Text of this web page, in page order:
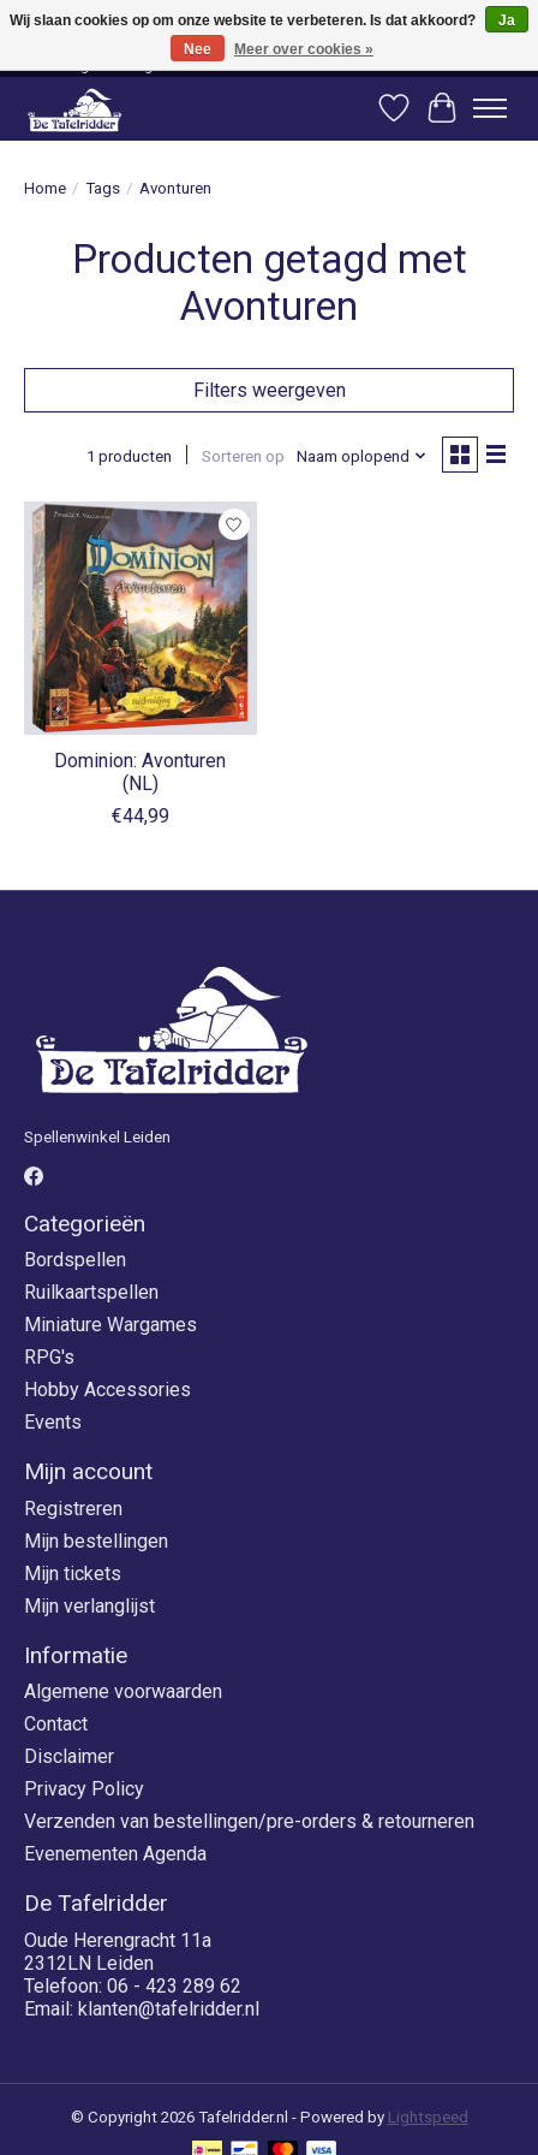
Vanaf 80 euro gratis verzending binnen Nederland! Vanaf 100 euro gratis
verzending naar België en Duitsland!
Verlanglijst
Home / Tags / Avonturen
Producten getagd met
Avonturen
Filters weergeven
1 producten Sorteren op Naam oplopend
Dominion: Avonturen
(NL)
€44,99
Spellenwinkel Leiden
Categorieën
Bordspellen
Ruilkaartspellen
Miniature Wargames
RPG's
Hobby Accessories
Events
Mijn account
Registreren
Mijn bestellingen
Mijn tickets
Mijn verlanglijst
Informatie
Algemene voorwaarden
Contact
Disclaimer
Privacy Policy
Verzenden van bestellingen/pre-orders & retourneren
Evenementen Agenda
De Tafelridder
Oude Herengracht 11a
2312LN Leiden
Telefoon: 06 - 423 289 62
Email: klanten@tafelridder.nl
© Copyright 2026 Tafelridder.nl - Powered by Lightspeed
Wij slaan cookies op om onze website te verbeteren. Is dat akkoord?
Ja
Nee
Meer over cookies »